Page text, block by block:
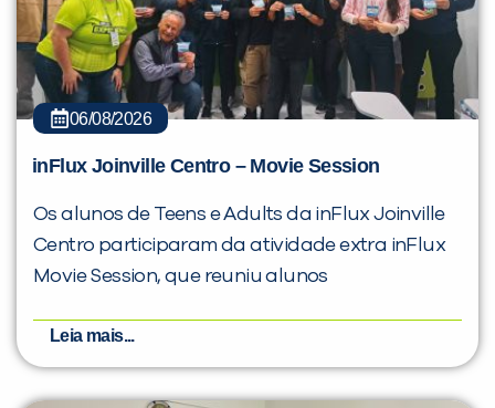
06/08/2026
inFlux Joinville Centro – Movie Session
Os alunos de Teens e Adults da inFlux Joinville
Centro participaram da atividade extra inFlux
Movie Session, que reuniu alunos
Leia mais...